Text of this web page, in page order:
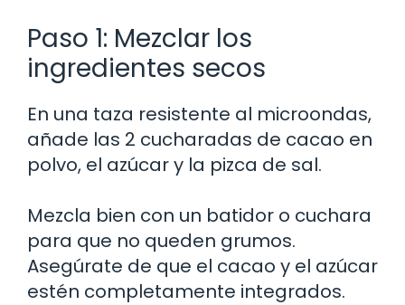
Paso 1: Mezclar los
ingredientes secos
En una taza resistente al microondas,
añade las 2 cucharadas de cacao en
polvo, el azúcar y la pizca de sal.
Mezcla bien con un batidor o cuchara
para que no queden grumos.
Asegúrate de que el cacao y el azúcar
estén completamente integrados.